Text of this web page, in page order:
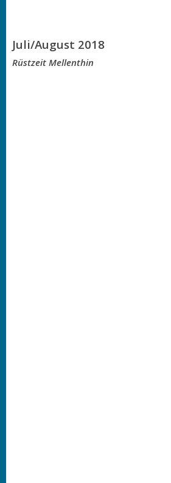
Juli/August 2018
Rüstzeit Mellenthin